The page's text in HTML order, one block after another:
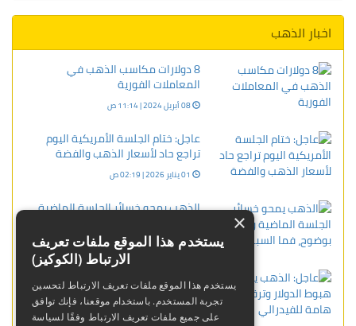
اخبار الذهب
8 دولارات مكاسب الذهب في
المعاملات الفورية
عاجل: ختام الجلسة الأمريكية اليوم
تراجع حاد لأسعار الذهب والفضة
الذهب يمحو خسائر الجلسة الماضية
11 يناير 2024 | 11:19 م
عاجل: الذهب يتراجع رغم هبوط الدولار
وترقب لبيانات هامة للفيدرالي
×
يستخدم هذا الموقع ملفات تعريف
الارتباط (الكوكيز)
يستخدم هذا الموقع ملفات تعريف الارتباط لتحسين
تجربة المستخدم. باستخدام موقعنا، فإنك توافق
على جميع ملفات تعريف الارتباط وفقًا لسياسة